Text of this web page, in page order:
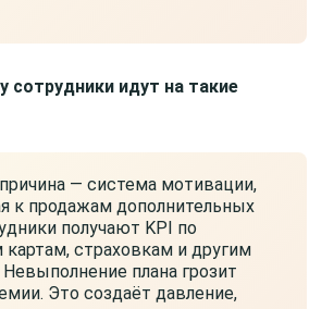
сотрудники идут на такие
— система мотивации,
к продажам дополнительных
получают KPI по
страховкам и другим
плана грозит
Это создаёт давление,